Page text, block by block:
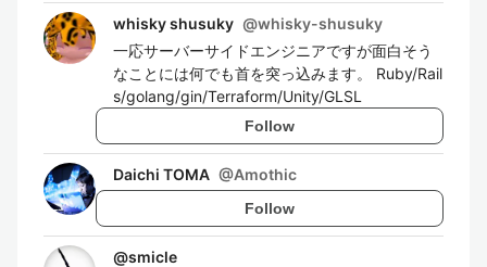
whisky shusuky @whisky-shusuky
一応サーバーサイドエンジニアですが面白そう
なことには何でも首を突っ込みます。 Ruby/Rail
s/golang/gin/Terraform/Unity/GLSL
Follow
Daichi TOMA @Amothic
Follow
@smicle